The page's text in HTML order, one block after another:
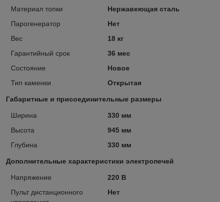
Материал топки
Нержавеющая сталь
Парогенератор
Нет
Вес
18 кг
Гарантийный срок
36 мес
Состояние
Новое
Тип каменки
Открытая
Габаритные и присоединительные размеры
Ширина
330 мм
Высота
945 мм
Глубина
330 мм
Дополнительные характеристики электропечей
Напряжение
220 В
Пульт дистанционного
Нет